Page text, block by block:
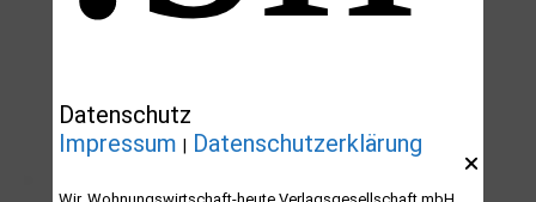
Datenschutz
Impressum
Datenschutzerklärung